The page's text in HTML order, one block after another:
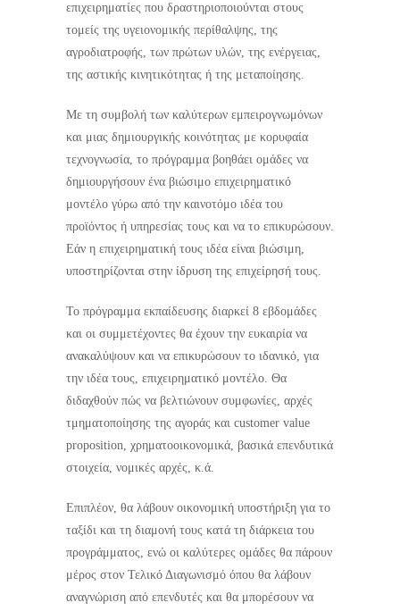
επιχειρηματίες που δραστηριοποιούνται στους
τομείς της υγειονομικής περίθαλψης, της
αγροδιατροφής, των πρώτων υλών, της ενέργειας,
της αστικής κινητικότητας ή της μεταποίησης.
Με τη συμβολή των καλύτερων εμπειρογνωμόνων
και μιας δημιουργικής κοινότητας με κορυφαία
τεχνογνωσία, το πρόγραμμα βοηθάει ομάδες να
δημιουργήσουν ένα βιώσιμο επιχειρηματικό
μοντέλο γύρω από την καινοτόμο ιδέα του
προϊόντος ή υπηρεσίας τους και να το επικυρώσουν.
Εάν η επιχειρηματική τους ιδέα είναι βιώσιμη,
υποστηρίζονται στην ίδρυση της επιχείρησή τους.
Το πρόγραμμα εκπαίδευσης διαρκεί 8 εβδομάδες
και οι συμμετέχοντες θα έχουν την ευκαιρία να
ανακαλύψουν και να επικυρώσουν το ιδανικό, για
την ιδέα τους, επιχειρηματικό μοντέλο. Θα
διδαχθούν πώς να βελτιώνουν συμφωνίες, αρχές
τμηματοποίησης της αγοράς και customer value
proposition, χρηματοοικονομικά, βασικά επενδυτικά
στοιχεία, νομικές αρχές, κ.ά.
Επιπλέον, θα λάβουν οικονομική υποστήριξη για το
ταξίδι και τη διαμονή τους κατά τη διάρκεια του
προγράμματος, ενώ οι καλύτερες ομάδες θα πάρουν
μέρος στον Τελικό Διαγωνισμό όπου θα λάβουν
αναγνώριση από επενδυτές και θα μπορέσουν να